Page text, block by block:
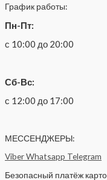
График работы:
Пн-Пт:
с 10:00 до 20:00
Сб-Вс:
с 12:00 до 17:00
МЕССЕНДЖЕРЫ:
ViberWhatsapp Telegram
Безопасный платёж